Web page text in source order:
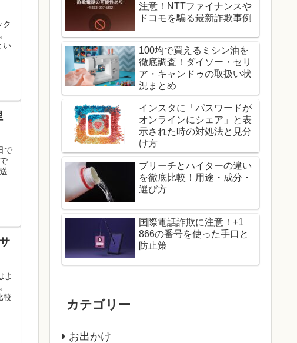
ク
い
で
よ
較
注意！NTTファイナンスや
ドコモを騙る最新詐欺事例
100均で買えるミシン油を
徹底調査！ダイソー・セリ
ア・キャンドゥの取扱い状
況まとめ
インスタに「パスワードが
オンラインにシェア」と表
示された時の対処法と見分
け方
ブリーチとハイターの違い
を徹底比較！用途・成分・
選び方
国際電話詐欺に注意！+1
866の番号を使った手口と
防止策
カテゴリー
お出かけ